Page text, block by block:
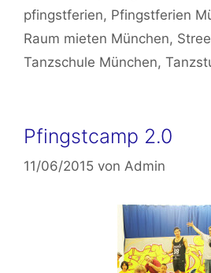
pfingstferien, Pfingstferien
Raum mieten München,
Tanzschule München,
Pfingstcamp 2.0
11/06/2015 von Admin